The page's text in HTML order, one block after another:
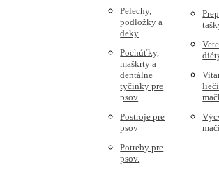
Pelechy,
podložky a
deky
Pochúťky,
maškrty a
dentálne
tyčinky pre
psov
Postroje pre
psov
Potreby pre
psov.